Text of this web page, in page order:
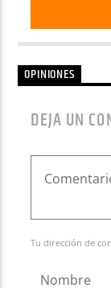
OPINIONES
DEJA UN
Tu dirección de